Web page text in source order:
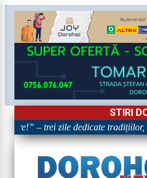
STIRI
– trei zile dedicate tradițiilor,